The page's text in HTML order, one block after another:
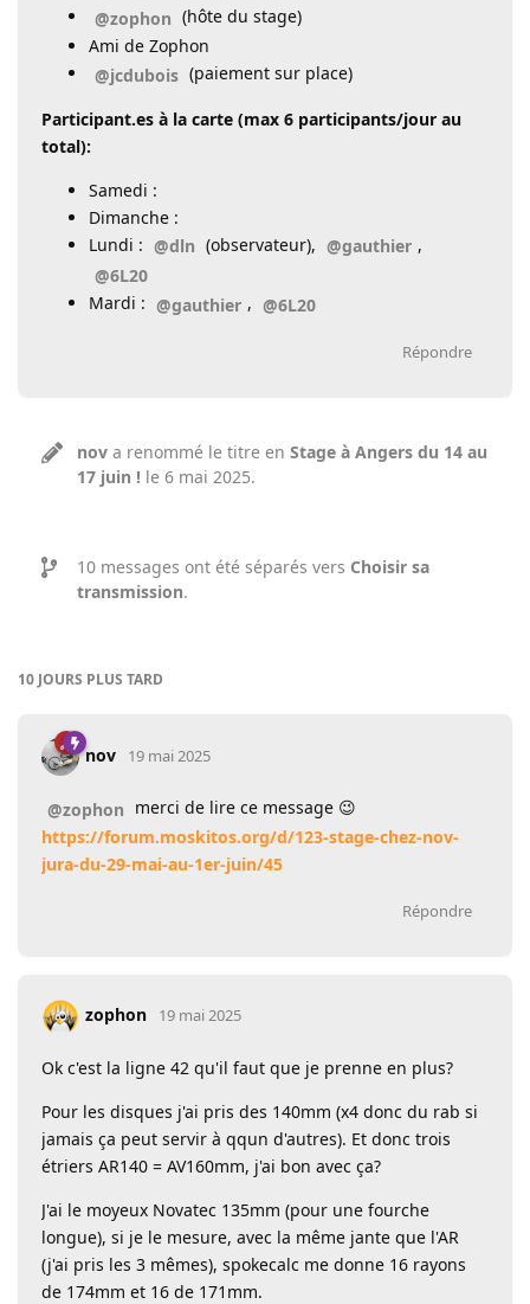
@zophon (hôte du stage)
Ami de Zophon
@jcdubois (paiement sur place)
Participant.es à la carte (max 6 participants/jour au
total):
Samedi :
Dimanche :
Lundi : @dln (observateur), @gauthier ,
@6L20
Mardi : @gauthier , @6L20
Répondre
nov a renommé le titre en Stage à Angers du 14 au
17 juin ! le 6 mai 2025.
10 messages ont été séparés vers Choisir sa
transmission.
10 JOURS PLUS TARD
nov 19 mai 2025
@zophon merci de lire ce message 😉
https://forum.moskitos.org/d/123-stage-chez-nov-
jura-du-29-mai-au-1er-juin/45
Répondre
zophon 19 mai 2025
Ok c'est la ligne 42 qu'il faut que je prenne en plus?
Pour les disques j'ai pris des 140mm (x4 donc du rab si
jamais ça peut servir à qqun d'autres). Et donc trois
étriers AR140 = AV160mm, j'ai bon avec ça?
J'ai le moyeux Novatec 135mm (pour une fourche
longue), si je le mesure, avec la même jante que l'AR
(j'ai pris les 3 mêmes), spokecalc me donne 16 rayons
de 174mm et 16 de 171mm.